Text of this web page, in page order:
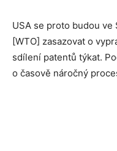
USA se proto budou
[WTO] zasazovat o
sdílení patentů týkat.
o časově náročný